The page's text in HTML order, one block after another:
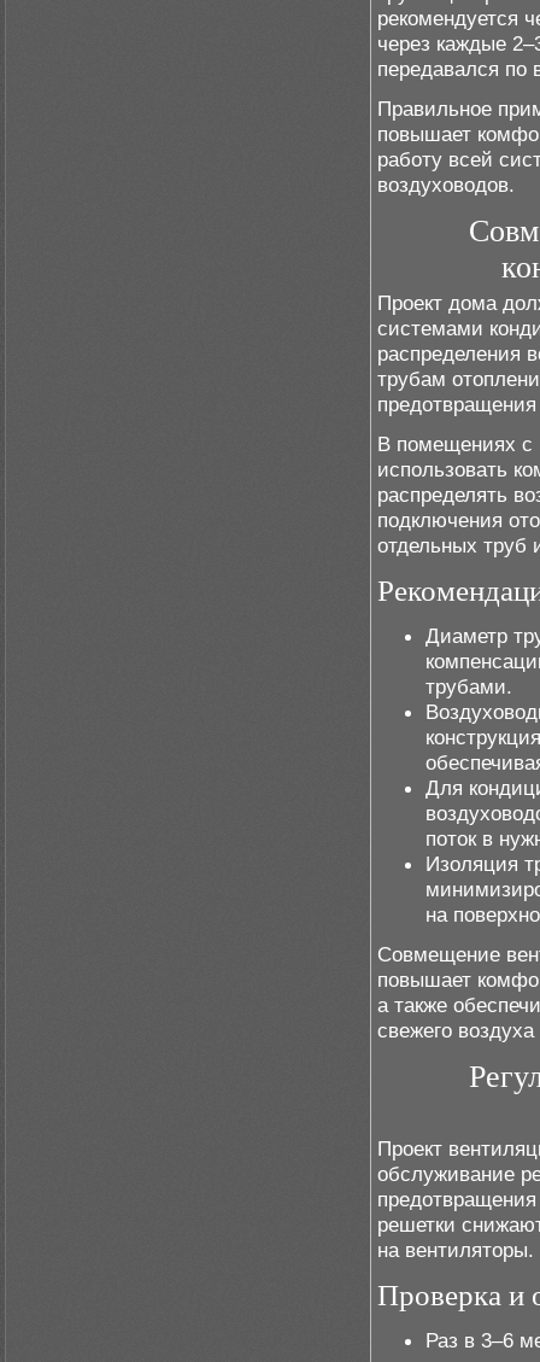
рекомендуется
через каждые
передавался по
Правильное
повышает
работу всей
воздуховодов.
Проект дома
системами
распределения
трубам
В помещениях с
использовать
распределять
подключения
отдельных труб
Диаметр
трубами.
Для
поток в
Изоляция
на
Совмещение
повышает
а также
свежего
Проект
обслуживание
решетки
на вентиляторы.
Проверка и
Раз в 3–6